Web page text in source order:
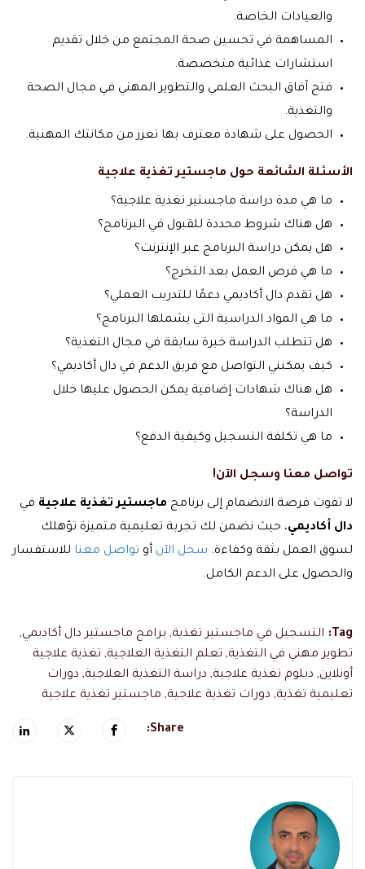
والعيادات الخاصة.
المساهمة في تحسين صحة المجتمع من خلال تقديم
استشارات غذائية متخصصة.
فتح آفاق البحث العلمي والتطوير المهني في مجال الصحة
والتغذية.
الحصول على شهادة معترف بها تعزز من مكانتك المهنية.
الأسئلة الشائعة حول ماجستير تغذية علاجية
ما هي مدة دراسة ماجستير تغذية علاجية؟
هل هناك شروط محددة للقبول في البرنامج؟
هل يمكن دراسة البرنامج عبر الإنترنت؟
ما هي فرص العمل بعد التخرج؟
هل تقدم دال أكاديمي دعمًا للتدريب العملي؟
ما هي المواد الدراسية التي يشملها البرنامج؟
هل تتطلب الدراسة خبرة سابقة في مجال التغذية؟
كيف يمكنني التواصل مع فريق الدعم في دال أكاديمي؟
هل هناك شهادات إضافية يمكن الحصول عليها خلال
الدراسة؟
ما هي تكلفة التسجيل وكيفية الدفع؟
تواصل معنا وسجل الآن!
لا تفوت فرصة الانضمام إلى برنامج ماجستير تغذية علاجية في
دال أكاديمي، حيث نضمن لك تجربة تعليمية متميزة تؤهلك
لسوق العمل بثقة وكفاءة. سجل الآن أو تواصل معنا للاستفسار
والحصول على الدعم الكامل.
Tag: التسجيل في ماجستير تغذية, برامج ماجستير دال أكاديمي,
تطوير مهني في التغذية, تعلم التغذية العلاجية, تغذية علاجية
أونلاين, دبلوم تغذية علاجية, دراسة التغذية العلاجية, دورات
تعليمية تغذية, دورات تغذية علاجية, ماجستير تغذية علاجية
Share: